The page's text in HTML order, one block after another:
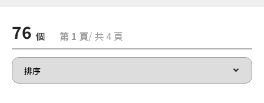
76 個 第 1 頁/ 共 4 頁